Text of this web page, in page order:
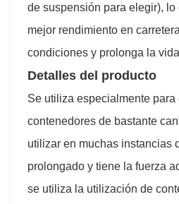
de suspensión para elegir), lo
mejor rendimiento en
condiciones y prolonga la
Detalles del producto
Se utiliza especialmente para
contenedores de bastante
utilizar en muchas instancias
prolongado y tiene la fuerza
se utiliza la utilización de